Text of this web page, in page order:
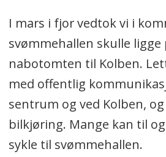
I mars i fjor vedtok vi i
svømmehallen skulle ligge
nabotomten til Kolben.
med offentlig
sentrum og ved Kolben,
bilkjøring. Mange kan til
sykle til svømmehallen.